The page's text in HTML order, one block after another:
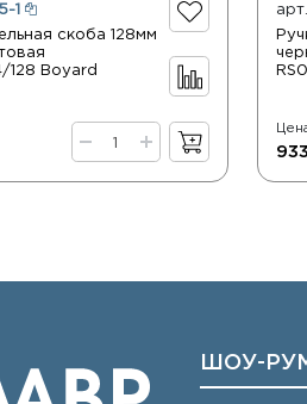
1
скоба 128мм
128 Boyard
ШОУ-